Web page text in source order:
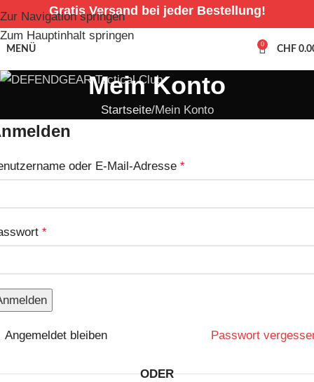
Zur Navigation springen
Zum Hauptinhalt springen
Gratis Versand bei jeder Bestellung!
MENÜ 0 CHF
Mein Konto
Startseite Mein Konto
oder E-Mail-Adresse *
*
Passwort
Angemeldet bleiben
ODER